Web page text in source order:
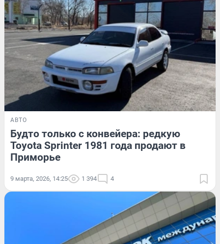
АВТО
Будто только с конвейера: редкую
Toyota Sprinter 1981 года продают в
Приморье
9 марта, 2026, 14:25 1 394 4